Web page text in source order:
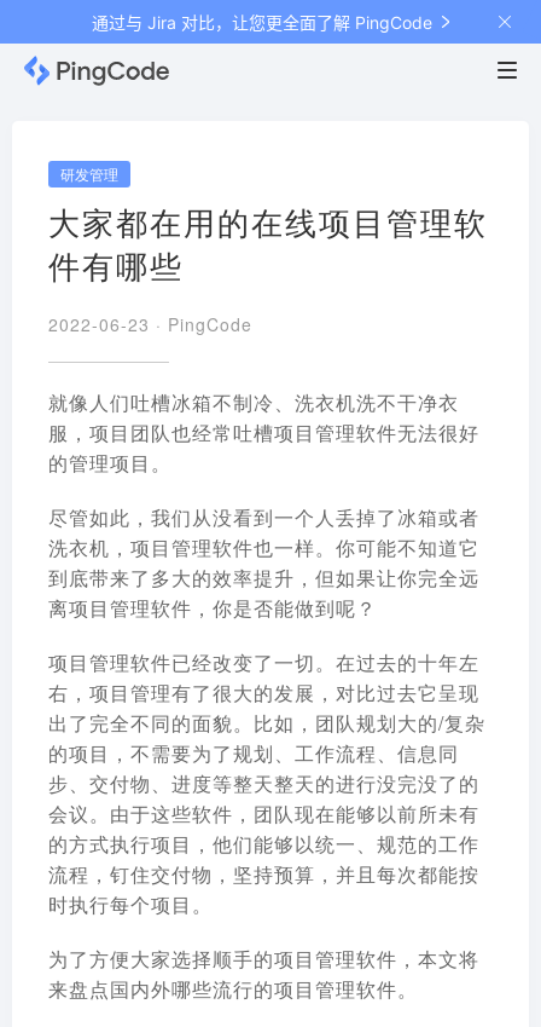
通过与 Jira 对比，让您更全面了解 PingCode
研发管理
大家都在用的在线项目管理软
件有哪些
2022-06-23 · PingCode
就像人们吐槽冰箱不制冷、洗衣机洗不干净衣
服，项目团队也经常吐槽项目管理软件无法很好
的管理项目。
尽管如此，我们从没看到一个人丢掉了冰箱或者
洗衣机， 项目管理软件也一样。你可能不知道它
到底带来了多大的效率提升，但如果让你完全远
离项目管理软件 ，你是否能做到呢？
项目管理软件已经改变了一切。在过去的十年左
右，项目管理有了很大的发展，对比过去它呈现
出了完全不同的面貌。比如，团队规划大的/复杂
的项目，不需要为了规划、工作流程、信息同
步、交付物、进度等整天整天的进行没完没了的
会议。由于这些软件，团队现在能够以前所未有
的方式执行项目，他们能够以统一、规范的工作
流程，钉住交付物，坚持预算，并且每次都能按
时执行每个项目。
为了方便大家选择顺手的项目管理软件，本文将
来盘点国内外哪些流行的项目管理软件。